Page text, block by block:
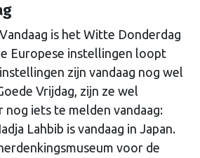
is het Witte Donderdag
Europese instellingen loopt
zijn vandaag nog wel
Vrijdag, zijn ze wel
nog iets te melden vandaag:
Lahbib is vandaag in Japan.
voor de